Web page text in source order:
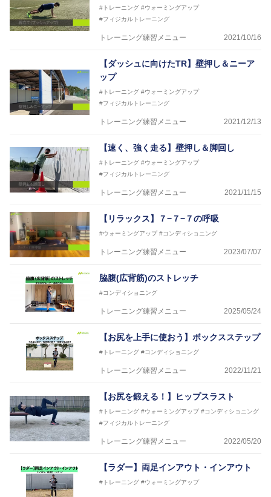
#トレーニング #ウォーミングアップ
#フィジカルトレーニング
トレーニング練習メニュー 2021/10/16
【ダッシュに向けたTR】壁押し＆ニーア
ップ
#トレーニング #ウォーミングアップ
#フィジカルトレーニング
トレーニング練習メニュー 2021/12/13
【速く、強く走る】壁押し＆脚回し
#トレーニング #ウォーミングアップ
#フィジカルトレーニング
トレーニング練習メニュー 2021/11/15
【リラックス】７−７−７の呼吸
#ウォーミングアップ #コンディショニング
トレーニング練習メニュー 2023/07/07
脇腹(広背筋)のストレッチ
#コンディショニング
トレーニング練習メニュー 2025/05/24
【お尻を上手に使おう】ボックスステップ
#トレーニング #コンディショニング
トレーニング練習メニュー 2022/11/21
【お尻を鍛える！】ヒップスラスト
#トレーニング #ウォーミングアップ #コンディショニング
#フィジカルトレーニング
トレーニング練習メニュー 2022/05/20
【ラダー】両足インアウト・インアウト
#トレーニング #ウォーミングアップ